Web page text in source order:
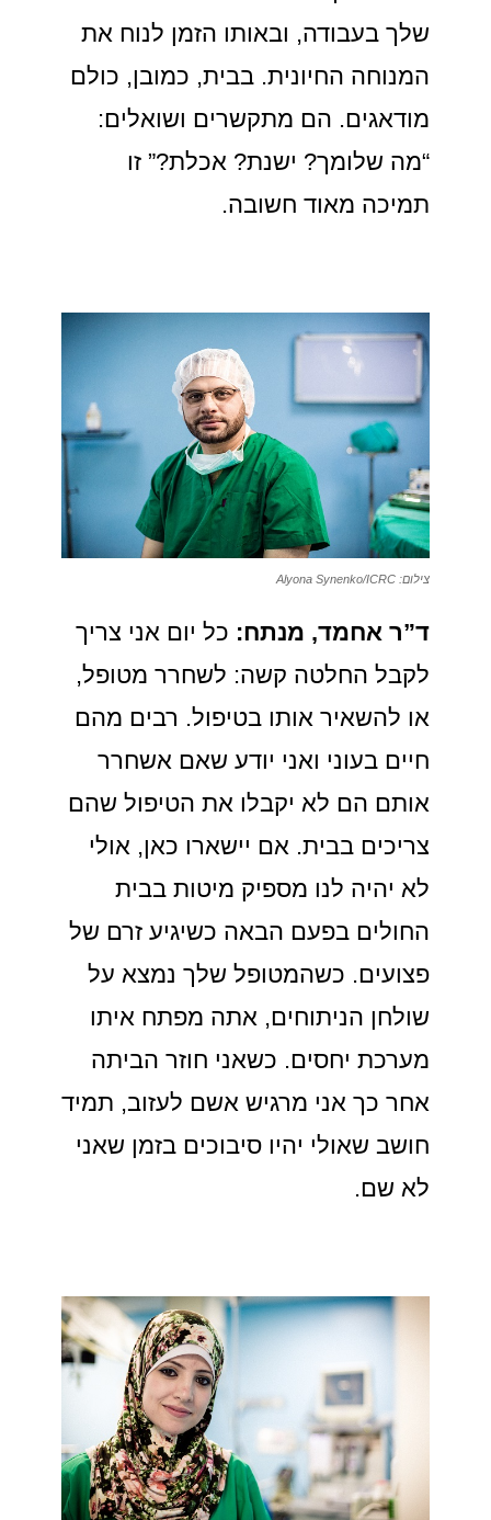
שלך בעבודה, ובאותו הזמן לנוח את
המנוחה החיונית. בבית, כמובן, כולם
מודאגים. הם מתקשרים ושואלים:
“מה שלומך? ישנת? אכלת?” זו
תמיכה מאוד חשובה.
צילום: Alyona Synenko/ICRC
ד”ר אחמד, מנתח: כל יום אני צריך
לקבל החלטה קשה: לשחרר מטופל,
או להשאיר אותו בטיפול. רבים מהם
חיים בעוני ואני יודע שאם אשחרר
אותם הם לא יקבלו את הטיפול שהם
צריכים בבית. אם יישארו כאן, אולי
לא יהיה לנו מספיק מיטות בבית
החולים בפעם הבאה כשיגיע זרם של
פצועים. כשהמטופל שלך נמצא על
שולחן הניתוחים, אתה מפתח איתו
מערכת יחסים. כשאני חוזר הביתה
אחר כך אני מרגיש אשם לעזוב, תמיד
חושב שאולי יהיו סיבוכים בזמן שאני
לא שם.